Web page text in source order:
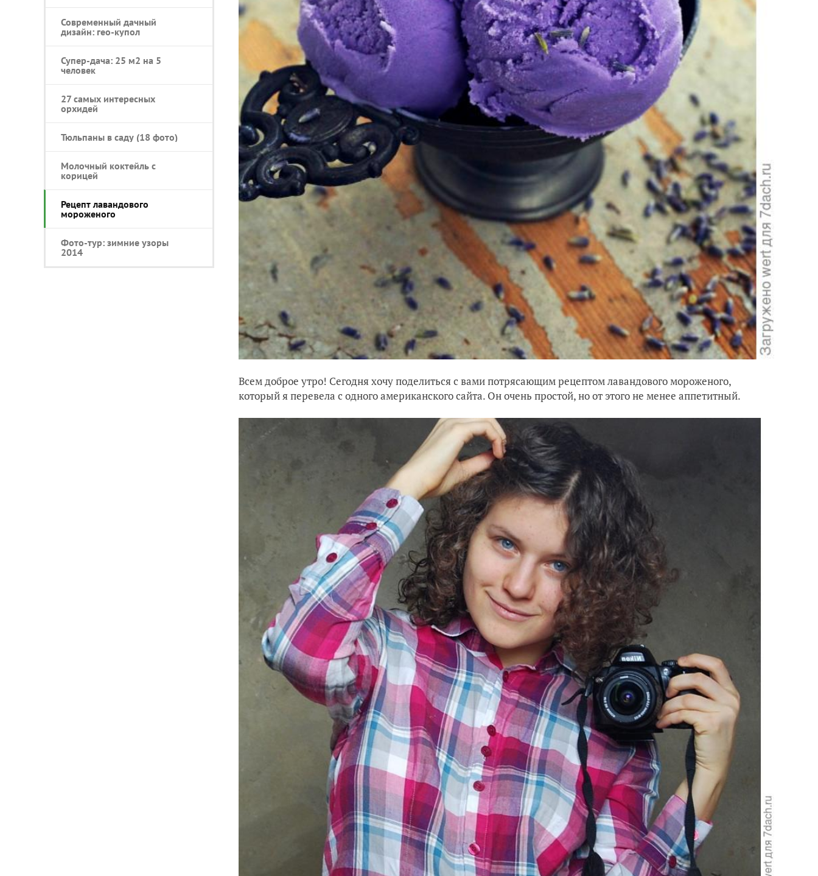
Современный дачный
дизайн: гео-купол
Супер-дача: 25 м2 на 5
человек
27 самых интересных
орхидей
Тюльпаны в саду (18 фото)
Молочный коктейль с
корицей
Рецепт лавандового
мороженого
Фото-тур: зимние узоры
2014
Всем доброе утро! Сегодня хочу поделиться с вами потрясающим рецептом лавандового мороженого,
который я перевела с одного американского сайта. Он очень простой, но от этого не менее аппетитный.